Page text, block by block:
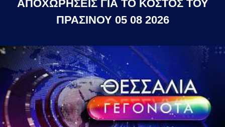
ΑΠΟΧΩΡΗΣΕΙΣ ΓΙΑ ΤΟ ΚΟΣΤΟΣ ΤΟΥ
ΠΡΑΣΙΝΟΥ 05 08 2026